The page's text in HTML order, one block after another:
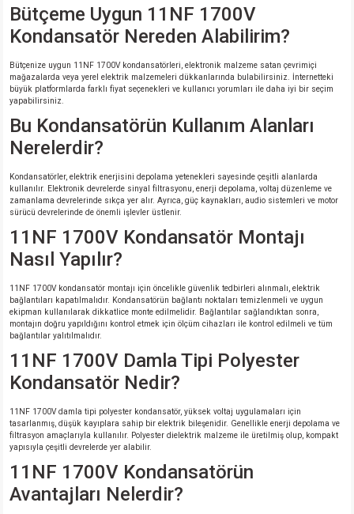
Bütçeme Uygun 11NF 1700V
Kondansatör Nereden Alabilirim?
Bütçenize uygun 11NF 1700V kondansatörleri, elektronik malzeme satan çevrimiçi
mağazalarda veya yerel elektrik malzemeleri dükkanlarında bulabilirsiniz. İnternetteki
büyük platformlarda farklı fiyat seçenekleri ve kullanıcı yorumları ile daha iyi bir seçim
yapabilirsiniz.
Bu Kondansatörün Kullanım Alanları
Nerelerdir?
Kondansatörler, elektrik enerjisini depolama yetenekleri sayesinde çeşitli alanlarda
kullanılır. Elektronik devrelerde sinyal filtrasyonu, enerji depolama, voltaj düzenleme ve
zamanlama devrelerinde sıkça yer alır. Ayrıca, güç kaynakları, audio sistemleri ve motor
sürücü devrelerinde de önemli işlevler üstlenir.
11NF 1700V Kondansatör Montajı
Nasıl Yapılır?
11NF 1700V kondansatör montajı için öncelikle güvenlik tedbirleri alınmalı, elektrik
bağlantıları kapatılmalıdır. Kondansatörün bağlantı noktaları temizlenmeli ve uygun
ekipman kullanılarak dikkatlice monte edilmelidir. Bağlantılar sağlandıktan sonra,
montajın doğru yapıldığını kontrol etmek için ölçüm cihazları ile kontrol edilmeli ve tüm
bağlantılar yalıtılmalıdır.
11NF 1700V Damla Tipi Polyester
Kondansatör Nedir?
11NF 1700V damla tipi polyester kondansatör, yüksek voltaj uygulamaları için
tasarlanmış, düşük kayıplara sahip bir elektrik bileşenidir. Genellikle enerji depolama ve
filtrasyon amaçlarıyla kullanılır. Polyester dielektrik malzeme ile üretilmiş olup, kompakt
yapısıyla çeşitli devrelerde yer alabilir.
11NF 1700V Kondansatörün
Avantajları Nelerdir?